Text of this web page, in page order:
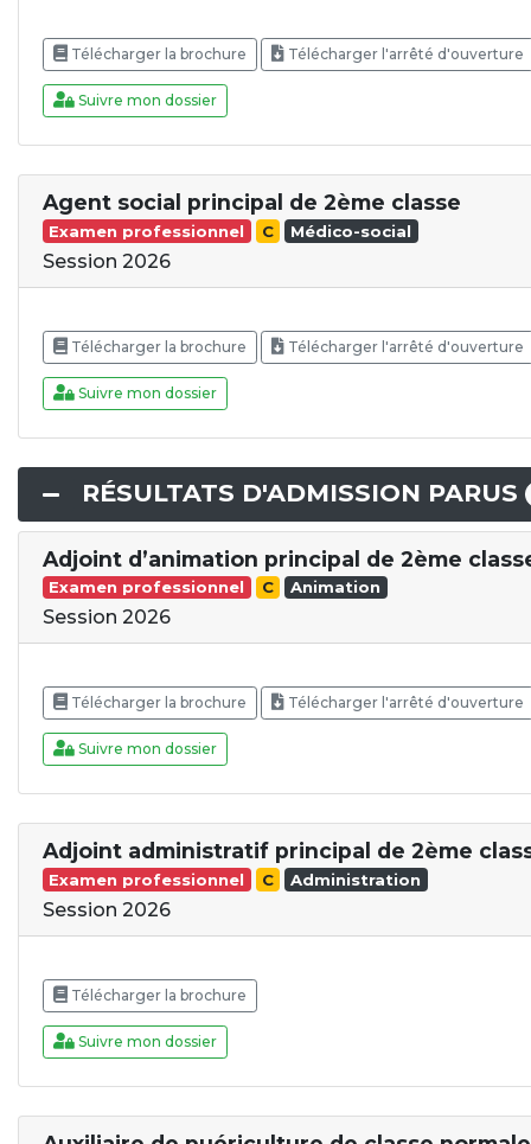
Télécharger la brochure Télécharger l'arrêté d'ouverture
Suivre mon dossier
Agent social principal de 2ème classe
Examen professionnel C Médico-social
Session 2026
Télécharger la brochure Télécharger l'arrêté d'ouverture
Suivre mon dossier
RÉSULTATS D'ADMISSION PARUS
Adjoint d’animation principal de 2ème
Examen professionnel C Animation
Session 2026
Télécharger la brochure Télécharger l'arrêté d'ouverture
Suivre mon dossier
Adjoint administratif principal de 2ème
Examen professionnel C Administration
Session 2026
Télécharger la brochure
Suivre mon dossier